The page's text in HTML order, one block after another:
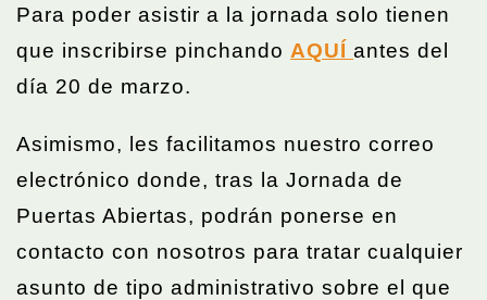
Para poder asistir a la jornada solo tienen
que inscribirse pinchando AQUÍ antes del
día 20 de marzo.
Asimismo, les facilitamos nuestro correo
electrónico donde, tras la Jornada de
Puertas Abiertas, podrán ponerse en
contacto con nosotros para tratar cualquier
asunto de tipo administrativo sobre el que